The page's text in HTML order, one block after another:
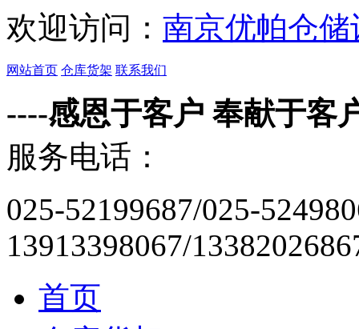
欢迎访问： 南京优帕仓
网站首页 仓库货架 联系我们
----感恩于客户 奉献于客
服务电话：
025-52199687/025-
13913398067/
首页